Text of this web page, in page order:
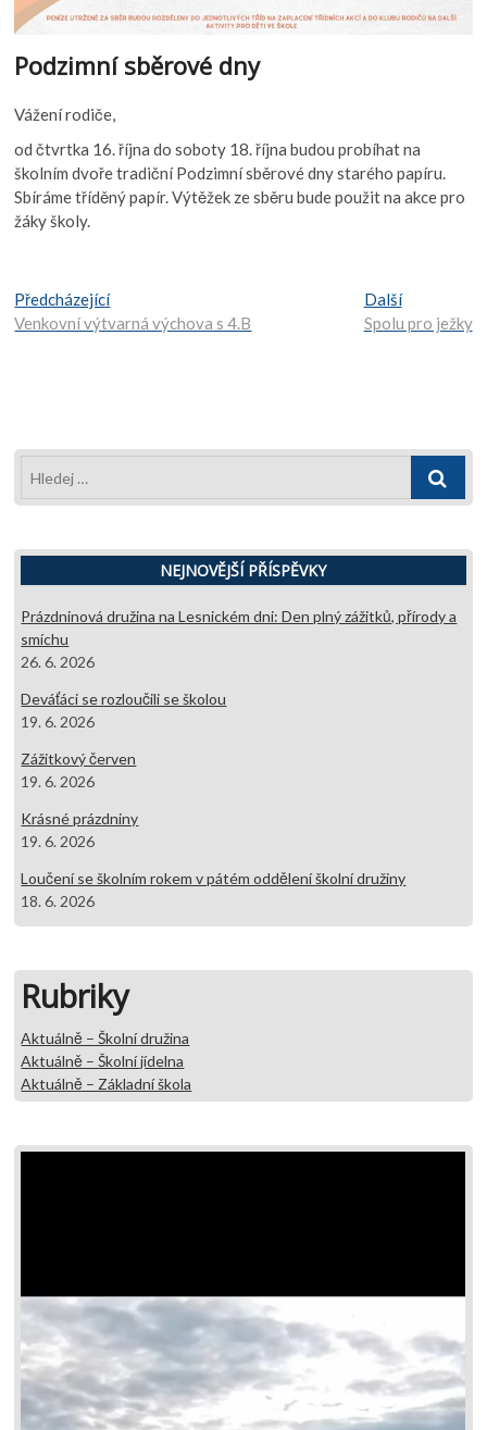
Podzimní sběrové dny
Vážení rodiče,
od čtvrtka 16. října do soboty 18. října budou probíhat na
školním dvoře tradiční Podzimní sběrové dny starého papíru.
Sbíráme tříděný papír. Výtěžek ze sběru bude použit na akce pro
žáky školy.
Navigace
pro
PředcházejícíPředcházející:
Venkovní výtvarná výchova s 4.B
DalšíDalší:
Spolu pro ježky
Hledej
NEJNOVĚJŠÍ PŘÍSPĚVKY
Prázdninová družina na Lesnickém dni: Den plný zážitků, přírody a
smíchu
26. 6. 2026
Deváťáci se rozloučili se školou
19. 6. 2026
Zážitkový červen
19. 6. 2026
Krásné prázdniny
19. 6. 2026
Loučení se školním rokem v pátém oddělení školní družiny
18. 6. 2026
Rubriky
Aktuálně – Školní družina
Aktuálně – Školní jídelna
Aktuálně – Základní škola